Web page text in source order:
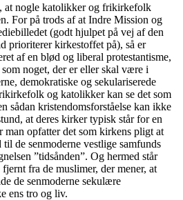
at nogle katolikker og frikirkefolk
For på trods af at Indre Mission og
(godt hjulpet på vej af den
prioriterer kirkestoffet på), så er
af en blød og liberal protestantisme,
noget, der er eller skal være i
demokratiske og sekulariserede
og katolikker kan se det som
sådan kristendomsforståelse kan ikke
at deres kirker typisk står for en
opfatter det som kirkens pligt at
de senmoderne vestlige samfunds
”tidsånden”. Og hermed står
fra de muslimer, der mener, at
de senmoderne sekulære
ens tro og liv.